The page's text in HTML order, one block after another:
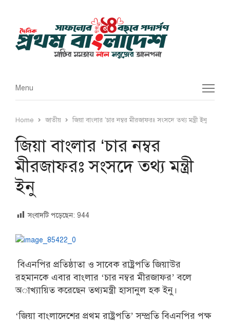
Menu
Menu
Home জাতীয় জিয়া বাংলার ‘চার নম্বর মীরজাফরঃ সংসদে তথ্য মন্ত্রী ইনু
জিয়া বাংলার ‘চার নম্বর
মীরজাফরঃ সংসদে তথ্য মন্ত্রী
ইনু
সংবাদটি পড়েছেন: 944
বিএনপির প্রতিষ্ঠাতা ও সাবেক রাষ্ট্রপতি জিয়াউর
রহমানকে এবার বাংলার ‘চার নম্বর মীরজাফর’ বলে
অাখ্যায়িত করেছেন তথ্যমন্ত্রী হাসানুল হক ইনু।
‘জিয়া বাংলাদেশের প্রথম রাষ্ট্রপতি’ সম্প্রতি বিএনপির পক্ষ